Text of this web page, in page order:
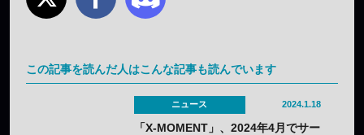
この記事を読んだ人はこんな記事も読んでいます
ニュース 2024.1.18
「X-MOMENT」、2024年4月でサー